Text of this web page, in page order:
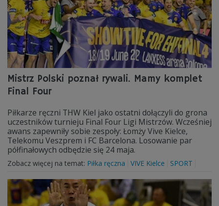
Mistrz Polski poznał rywali. Mamy komplet
Final Four
Piłkarze ręczni THW Kiel jako ostatni dołączyli do grona
uczestników turnieju Final Four Ligi Mistrzów. Wcześniej
awans zapewniły sobie zespoły: Łomży Vive Kielce,
Telekomu Veszprem i FC Barcelona. Losowanie par
półfinałowych odbędzie się 24 maja.
Zobacz więcej na temat: Piłka ręczna VIVE Kielce SPORT